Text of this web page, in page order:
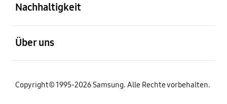
Nachhaltigkeit
Über uns
Copyright© 1995-2026 Samsung. Alle Rechte vorbehalten.